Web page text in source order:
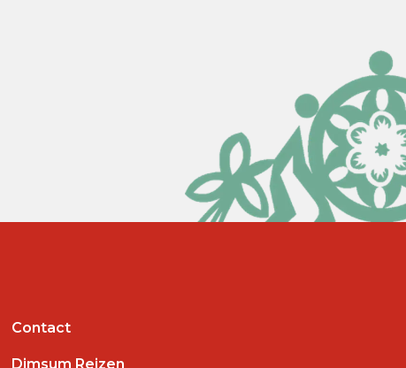
Contact
Dimsum Reizen